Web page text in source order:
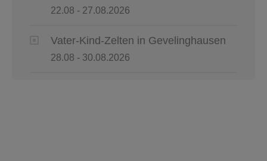
22.08 - 27.08.2026
Vater-Kind-Zelten in Gevelinghausen
28.08 - 30.08.2026